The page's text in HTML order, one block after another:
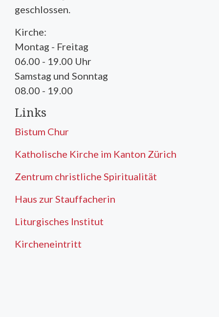
geschlossen.
Kirche:
Montag - Freitag
06.00 - 19.00 Uhr
Samstag und Sonntag
08.00 - 19.00
Links
Bistum Chur
Katholische Kirche im Kanton Zürich
Zentrum christliche Spiritualität
Haus zur Stauffacherin
Liturgisches Institut
Kircheneintritt